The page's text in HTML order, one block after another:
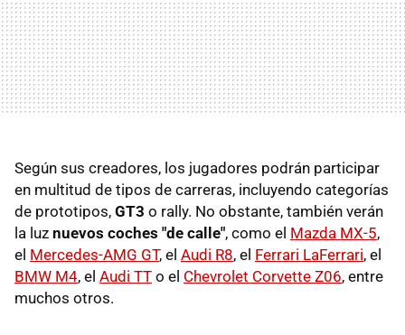
Según sus creadores, los jugadores podrán participar
en multitud de tipos de carreras, incluyendo categorías
de prototipos, GT3 o rally. No obstante, también verán
la luz nuevos coches "de calle", como el Mazda MX-5,
el Mercedes-AMG GT, el Audi R8, el Ferrari LaFerrari, el
BMW M4, el Audi TT o el Chevrolet Corvette Z06, entre
muchos otros.